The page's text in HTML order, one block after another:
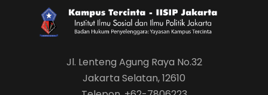
Jl. Lenteng Agung Raya No.32
Jakarta Selatan, 12610